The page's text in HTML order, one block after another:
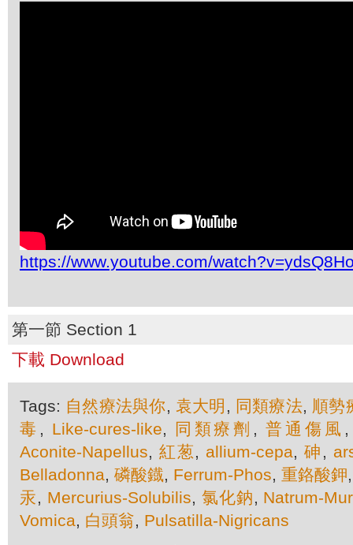
https://www.youtube.com/
第一節 Section 1
下載 Download
Tags: 自然療法與你, 袁大明 , 同類療法, 順勢
毒 , Like-cures-like, 同類療劑 , 普通傷風
Aconite-Napellus, 紅葱, allium-cepa,砷 ,
Belladonna, 磷酸鐡, Ferrum-Phos, 重鉻酸鉀
汞, Mercurius-Solubilis, 氯化鈉, Natrum-
Vomica, 白頭翁, Pulsatilla-Nigricans